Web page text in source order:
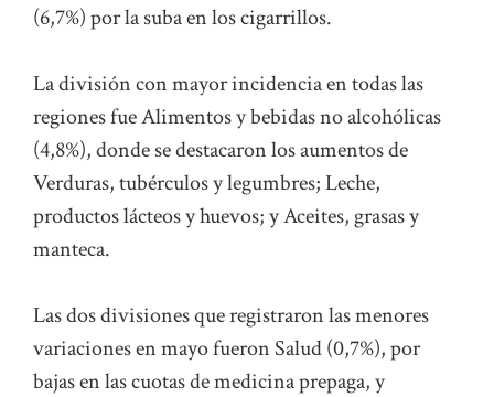
(6,7%) por la suba en los cigarrillos.
La división con mayor incidencia en todas las
regiones fue Alimentos y bebidas no alcohólicas
(4,8%), donde se destacaron los aumentos de
Verduras, tubérculos y legumbres; Leche,
productos lácteos y huevos; y Aceites, grasas y
manteca.
Las dos divisiones que registraron las menores
variaciones en mayo fueron Salud (0,7%), por
bajas en las cuotas de medicina prepaga, y